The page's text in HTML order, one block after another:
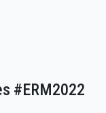
#ERM2022